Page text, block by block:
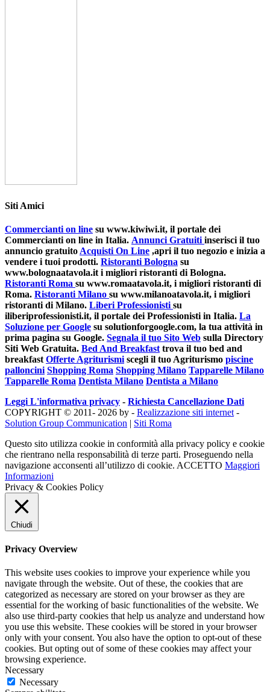
Siti Amici
Commercianti on line su www.kiwiwi.it, il portale dei
Commercianti on line in Italia. Annunci Gratuiti inserisci il tuo
annuncio gratuito Acquisti On Line ,apri il tuo negozio e inizia a
vendere i tuoi prodotti. Ristoranti Bologna su
www.bolognaatavola.it i migliori ristoranti di Bologna.
Ristoranti Roma su www.romaatavola.it, i migliori ristoranti di
Roma. Ristoranti Milano su www.milanoatavola.it, i migliori
ristoranti di Milano. Liberi Professionisti su
iliberiprofessionisti.it, il portale dei Professionisti in Italia. La
Soluzione per Google su solutionforgoogle.com, la tua attività in
prima pagina su Google. Segnala il tuo Sito Web sulla Directory
Siti Web Gratuita. Bed And Breakfast trova il tuo bed and
breakfast Offerte Agriturismi scegli il tuo Agriturismo piscine
palloncini Shopping Roma Shopping Milano Tapparelle Milano
Tapparelle Roma Dentista Milano Dentista a Milano
Leggi L'informativa privacy - Richiesta Cancellazione Dati
COPYRIGHT © 2011- 2026 by - Realizzazione siti internet -
Solution Group Communication | Siti Roma
Questo sito utilizza cookie in conformità alla privacy policy e cookie
che rientrano nella responsabilità di terze parti. Proseguendo nella
navigazione acconsenti all’utilizzo di cookie. ACCETTO Maggiori
Informazioni
Privacy & Cookies Policy
Chiudi
Privacy Overview
This website uses cookies to improve your experience while you
navigate through the website. Out of these, the cookies that are
categorized as necessary are stored on your browser as they are
essential for the working of basic functionalities of the website. We
also use third-party cookies that help us analyze and understand how
you use this website. These cookies will be stored in your browser
only with your consent. You also have the option to opt-out of these
cookies. But opting out of some of these cookies may affect your
browsing experience.
Necessary
Necessary